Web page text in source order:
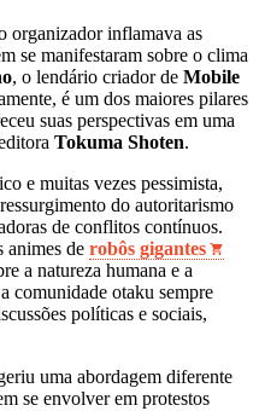
organizador inflamava as
se manifestaram sobre o clima
, o lendário criador de Mobile
é um dos maiores pilares
suas perspectivas em uma
Tokuma Shoten.
e muitas vezes pessimista,
do autoritarismo
de conflitos contínuos.
animes de robôs gigantes
a natureza humana e a
comunidade otaku sempre
políticas e sociais,
uma abordagem diferente
se envolver em protestos